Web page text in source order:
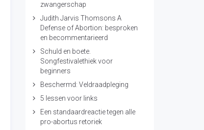
zwangerschap
Judith Jarvis Thomsons A
Defense of Abortion: besproken
en becommentarieerd
Schuld en boete.
Songfestivalethiek voor
beginners
Beschermd: Veldraadpleging
5 lessen voor links
Een standaardreactie tegen alle
pro-abortus retoriek